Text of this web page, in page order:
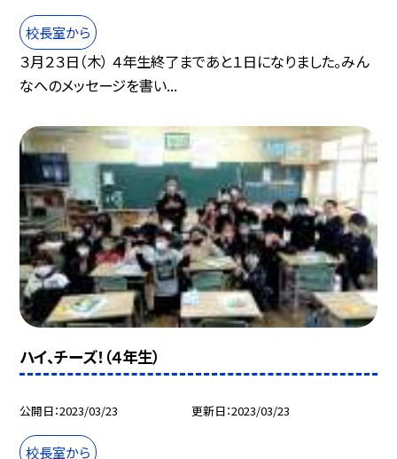
校長室から
３月２３日（木） ４年生終了まであと１日になりました。みん
なへのメッセージを書い...
ハイ、チーズ！（４年生）
公開日 2023/03/23 更新日 2023/03/23
校長室から